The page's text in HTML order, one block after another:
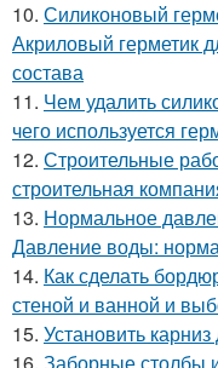
10. Силиконовый
Акриловый герметик
состава
11. Чем удалить
чего используется
12. Строительные
строительная
13. Нормальное
Давление воды:
14. Как сделать
стеной и ванной и
15. Установить